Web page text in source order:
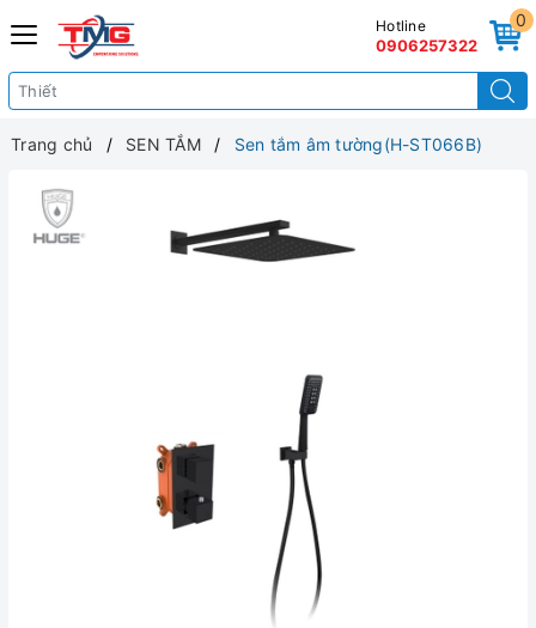
0
Hotline
0906257322
Trang chủ SEN TẮM Sen tắm âm tường(H-ST066B)